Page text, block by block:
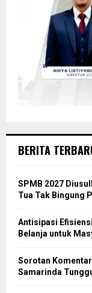
BERITA
SPMB 2027
Tua Tak Bingung
Antisipasi
Belanja untuk
Sorotan
Samarinda